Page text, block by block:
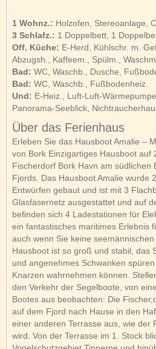
1 Wohnz.: Holzofen, Stereoanlage,
3 Schlafz.: 1 Doppelbett, 1
Off. Küche: E-Herd, Kühlschr. m.
Abzugsh., Kaffeem., Spülm.,
Bad: WC, Waschb., Dusche,
Bad: WC, Waschb., Fußbodenheiz.
Und: E-Heiz., Luft-Luft-
Panorama-Seeblick,
Über das Ferienhaus
Erleben Sie das Hausboot Amalie –
von Bork Einzigartiges Hausboot auf
Fischerdorf Bork Havn am südlichen
Fjords. Das Hausboot Amalie wurde
Entwürfen gebaut und ist mit 3
Glasfasernetz ausgestattet und auf
befinden sich 4 Ladestationen für
ein fantastisches maritimes Erlebnis
auch wenn Sie keine
Hausboot ist so groß und stabil, das
und angenehmes Schwanken
Knarzen wahrnehmen können.
den Verkehr der Segelboote, von
Bootes aus beobachten: Die
auf dem Fjord nach Hause in den
einer anderen Terrasse aus, wie der
wird. Von der Terrasse im 1. Stock